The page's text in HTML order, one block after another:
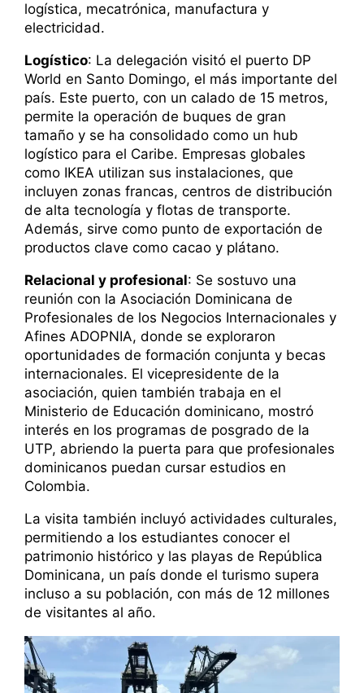
logística, mecatrónica, manufactura y
electricidad.
Logístico: La delegación visitó el puerto DP
World en Santo Domingo, el más importante del
país. Este puerto, con un calado de 15 metros,
permite la operación de buques de gran
tamaño y se ha consolidado como un hub
logístico para el Caribe. Empresas globales
como IKEA utilizan sus instalaciones, que
incluyen zonas francas, centros de distribución
de alta tecnología y flotas de transporte.
Además, sirve como punto de exportación de
productos clave como cacao y plátano.
Relacional y profesional: Se sostuvo una
reunión con la Asociación Dominicana de
Profesionales de los Negocios Internacionales y
Afines ADOPNIA, donde se exploraron
oportunidades de formación conjunta y becas
internacionales. El vicepresidente de la
asociación, quien también trabaja en el
Ministerio de Educación dominicano, mostró
interés en los programas de posgrado de la
UTP, abriendo la puerta para que profesionales
dominicanos puedan cursar estudios en
Colombia.
La visita también incluyó actividades culturales,
permitiendo a los estudiantes conocer el
patrimonio histórico y las playas de República
Dominicana, un país donde el turismo supera
incluso a su población, con más de 12 millones
de visitantes al año.